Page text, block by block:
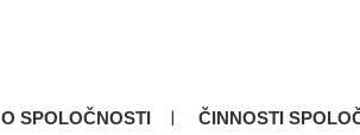
O SPOLOČNOSTI ČINNOSTI